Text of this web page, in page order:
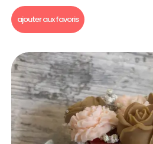
ajouter aux favoris